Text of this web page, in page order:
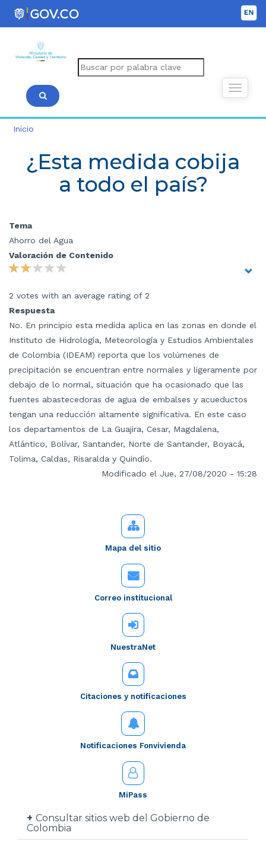
Inicio
¿Esta medida cobija
a todo el país?
Tema
Ahorro del Agua
Valoración de Contenido
2 votes with an average rating of 2
Respuesta
No. En principio esta medida aplica en las zonas en donde el
Instituto de Hidrología, Meteorología y Estudios Ambientales
de Colombia (IDEAM) reporta que los volúmenes de
precipitación se encuentran entre normales y ligeramente por
debajo de lo normal, situación que ha ocasionado que las
fuentes abastecedoras de agua de embalses y acueductos
tengan una reducción altamente significativa. En este caso
los departamentos de La Guajira, Cesar, Magdalena,
Atlántico, Bolívar, Santander, Norte de Santander, Boyacá,
Tolima, Caldas, Risaralda y Quindío.
Modificado el Jue, 27/08/2020 - 15:28
Mapa del sitio
Correo institucional
NuestraNet
Citaciones y notificaciones
Notificaciones Fonvivienda
MiPass
Consultar sitios web del Gobierno de
Colombia